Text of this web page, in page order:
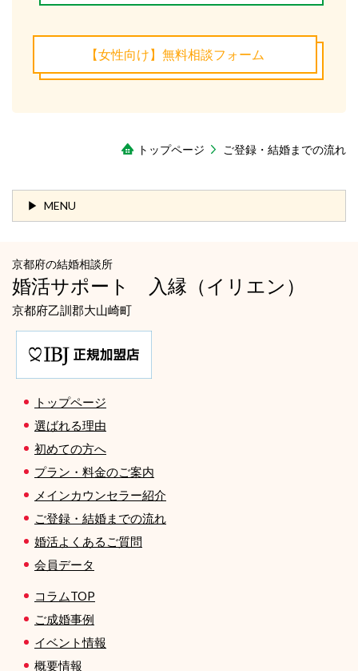
【女性向け】無料相談フォーム
トップページ ご登録・結婚までの流れ
MENU
京都府の結婚相談所
婚活サポート 入縁 （イリエン）
京都府乙訓郡大山崎町
トップページ
選ばれる理由
初めての方へ
プラン・料金のご案内
メインカウンセラー紹介
ご登録・結婚までの流れ
婚活よくあるご質問
会員データ
コラムTOP
ご成婚事例
イベント情報
概要情報